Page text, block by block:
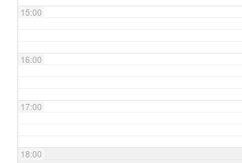
15:00
16:00
17:00
18:00